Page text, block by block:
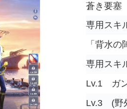
蒼き要塞
専用スキ
「 背水の
専用スキ
Lv.1
ガ
Lv.3
(野